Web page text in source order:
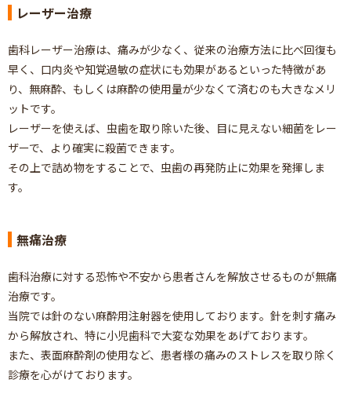
レーザー治療
歯科レーザー治療は、痛みが少なく、従来の治療方法に比べ回復も
早く、口内炎や知覚過敏の症状にも効果があるといった特徴があ
り、無麻酔、もしくは麻酔の使用量が少なくて済むのも大きなメリ
ットです。
レーザーを使えば、虫歯を取り除いた後、目に見えない細菌をレー
ザーで、より確実に殺菌できます。
その上で詰め物をすることで、虫歯の再発防止に効果を発揮しま
す。
無痛治療
歯科治療に対する恐怖や不安から患者さんを解放させるものが無痛
治療です。
当院では針のない麻酔用注射器を使用しております。針を刺す痛み
から解放され、特に小児歯科で大変な効果をあげております。
また、表面麻酔剤の使用など、患者様の痛みのストレスを取り除く
診療を心がけております。